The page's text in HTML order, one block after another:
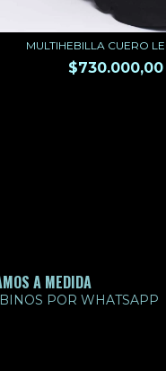
MULTIHEBILLA CUERO
$730.000,00
A MEDIDA
POR WHATSAPP